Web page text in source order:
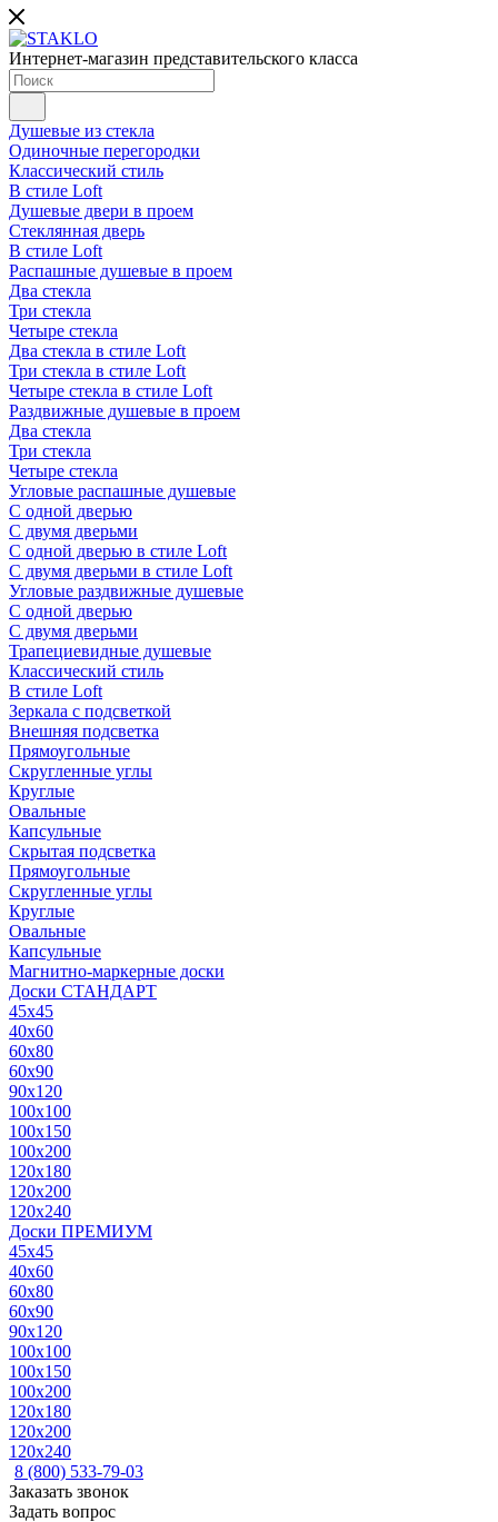
Интернет-магазин представительского класса
Душевые из стекла
Одиночные перегородки
Классический стиль
В стиле Loft
Душевые двери в проем
Стеклянная дверь
В стиле Loft
Распашные душевые в проем
Два стекла
Три стекла
Четыре стекла
Два стекла в стиле Loft
Три стекла в стиле Loft
Четыре стекла в стиле Loft
Раздвижные душевые в проем
Два стекла
Три стекла
Четыре стекла
Угловые распашные душевые
С одной дверью
С двумя дверьми
С одной дверью в стиле Loft
С двумя дверьми в стиле Loft
Угловые раздвижные душевые
С одной дверью
С двумя дверьми
Трапециевидные душевые
Классический стиль
В стиле Loft
Зеркала с подсветкой
Внешняя подсветка
Прямоугольные
Скругленные углы
Круглые
Овальные
Капсульные
Скрытая подсветка
Прямоугольные
Скругленные углы
Круглые
Овальные
Капсульные
Магнитно-маркерные доски
Доски СТАНДАРТ
45x45
40x60
60x80
60x90
90x120
100x100
100x150
100x200
120x180
120x200
120x240
Доски ПРЕМИУМ
45x45
40x60
60x80
60x90
90x120
100x100
100x150
100x200
120x180
120x200
120x240
8 (800) 533-79-03
Заказать звонок
Задать вопрос